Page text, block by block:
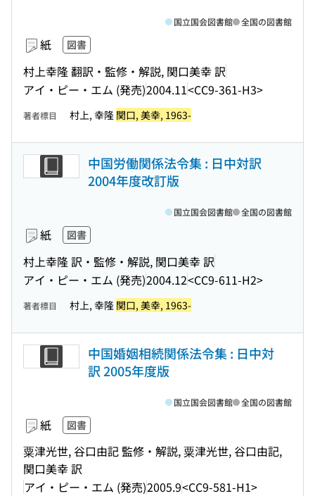
紙 図書
村上幸隆 翻訳・監修・解説, 関口美幸 訳
アイ・ピー・エム (発売)2004.11<CC9-361-H3>
国立国会図書館 全国の図書館
著者標目 村上, 幸隆 関口, 美幸, 1963-
中国労働関係法令集 : 日中対訳
2004年度改訂版
紙 図書
村上幸隆 訳・監修・解説, 関口美幸 訳
アイ・ピー・エム (発売)2004.12<CC9-611-H2>
国立国会図書館 全国の図書館
著者標目 村上, 幸隆 関口, 美幸, 1963-
中国婚姻相続関係法令集 : 日中対
訳 2005年度版
紙 図書
粟津光世, 谷口由記 監修・解説, 粟津光世, 谷口由記,
関口美幸 訳
アイ・ピー・エム (発売)2005.9<CC9-581-H1>
国立国会図書館 全国の図書館